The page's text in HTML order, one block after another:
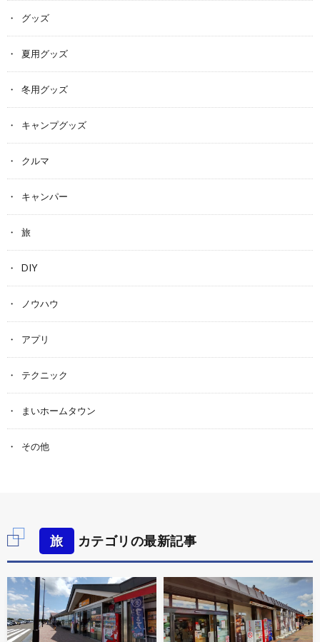
グッズ
夏用グッズ
冬用グッズ
キャンプグッズ
クルマ
キャンパー
旅
DIY
ノウハウ
アプリ
テクニック
まいホームタウン
その他
旅 カテゴリの最新記事